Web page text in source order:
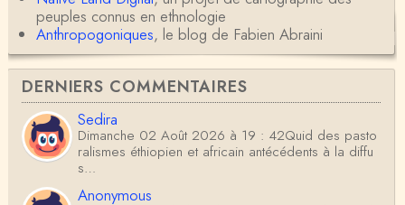
peuples connus en ethnologie
Anthropogoniques, le blog de Fabien Abraini
DERNIERS COMMENTAIRES
Sedira
Dimanche 02 Août 2026 à 19 : 42Quid des pasto
ralismes éthiopien et africain antécédents à la diffu
s…
Anonymous